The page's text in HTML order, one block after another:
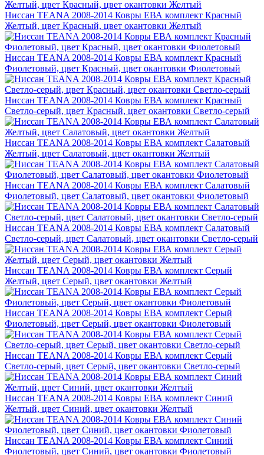
Ниссан TEANA 2008-2014 Ковры ЕВА комплект Красный
Желтый, цвет Красный, цвет окантовки Желтый
Ниссан TEANA 2008-2014 Ковры ЕВА комплект Красный
Фиолетовый, цвет Красный, цвет окантовки Фиолетовый
Ниссан TEANA 2008-2014 Ковры ЕВА комплект Красный
Светло-серый, цвет Красный, цвет окантовки Светло-серый
Ниссан TEANA 2008-2014 Ковры ЕВА комплект Салатовый
Желтый, цвет Салатовый, цвет окантовки Желтый
Ниссан TEANA 2008-2014 Ковры ЕВА комплект Салатовый
Фиолетовый, цвет Салатовый, цвет окантовки Фиолетовый
Ниссан TEANA 2008-2014 Ковры ЕВА комплект Салатовый
Светло-серый, цвет Салатовый, цвет окантовки Светло-серый
Ниссан TEANA 2008-2014 Ковры ЕВА комплект Серый
Желтый, цвет Серый, цвет окантовки Желтый
Ниссан TEANA 2008-2014 Ковры ЕВА комплект Серый
Фиолетовый, цвет Серый, цвет окантовки Фиолетовый
Ниссан TEANA 2008-2014 Ковры ЕВА комплект Серый
Светло-серый, цвет Серый, цвет окантовки Светло-серый
Ниссан TEANA 2008-2014 Ковры ЕВА комплект Синий
Желтый, цвет Синий, цвет окантовки Желтый
Ниссан TEANA 2008-2014 Ковры ЕВА комплект Синий
Фиолетовый, цвет Синий, цвет окантовки Фиолетовый